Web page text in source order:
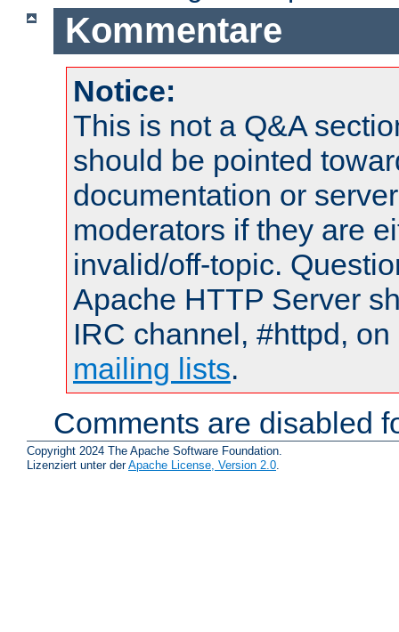
Kommentare
Notice:
This is not a Q&A
should be pointed
documentation or
moderators if they are
invalid/off-topic.
Apache HTTP Server
IRC channel, #httpd,
mailing lists.
Comments are disabled
Copyright 2024 The Apache Software Foundation.
Lizenziert unter derApache License, Version 2.0